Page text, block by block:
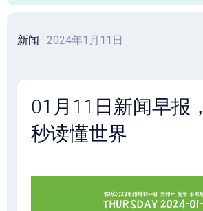
新闻 · 2024年1月11日
01月11日新闻早报
秒读懂世界